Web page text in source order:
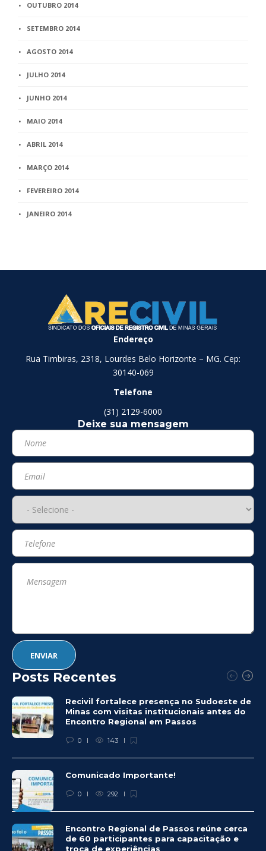
OUTUBRO 2014
SETEMBRO 2014
AGOSTO 2014
JULHO 2014
JUNHO 2014
MAIO 2014
ABRIL 2014
MARÇO 2014
FEVEREIRO 2014
JANEIRO 2014
Endereço
Rua Timbiras, 2318, Lourdes Belo Horizonte – MG. Cep:
30140-069
Telefone
(31) 2129-6000
Deixe sua mensagem
Posts Recentes
Recivil fortalece presença no Sudoeste de
Minas com visitas institucionais antes do
Encontro Regional em Passos
0 143
Comunicado Importante!
0 292
Encontro Regional de Passos reúne cerca
de 60 participantes para capacitação e
troca de experiências